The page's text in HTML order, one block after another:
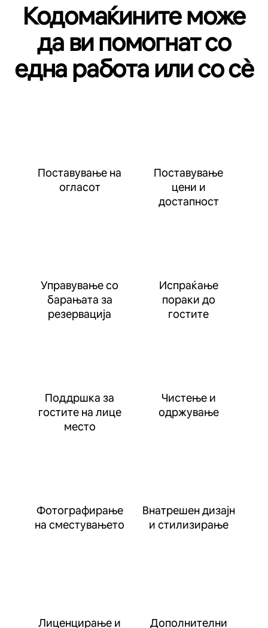
Кодомаќините може
да ви помогнат со
една работа или со сѐ
Поставување на
огласот
Поставување
цени и
достапност
Управување со
барањата за
резервација
Испраќање
пораки до
гостите
Поддршка за
гостите на лице
место
Чистење и
одржување
Фотографирање
на сместувањето
Внатрешен дизајн
и стилизирање
Лиценцирање и Дополнителни